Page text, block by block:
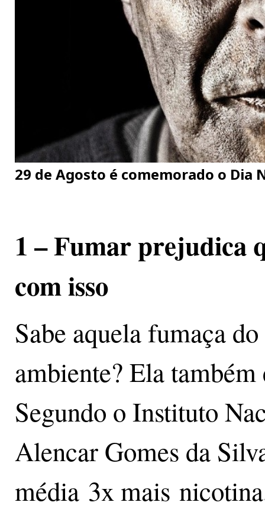
29 de Agosto é comemorado o Dia
1 – Fumar prejudica
com isso
Sabe aquela fumaça
ambiente? Ela
Segundo o Instituto
Alencar Gomes da
média 3x mais